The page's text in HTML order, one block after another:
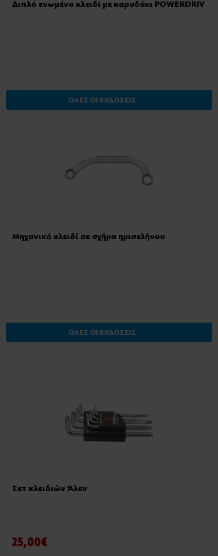
Διπλό ενωμένο κλειδί με καρυδάκι POWERDRIV
ΟΛΕΣ ΟΙ ΕΚΔΟΣΕΙΣ
Μηχανικό κλειδί σε σχήμα ημισελήνου
ΟΛΕΣ ΟΙ ΕΚΔΟΣΕΙΣ
Σετ κλειδιών Άλεν
25,00€